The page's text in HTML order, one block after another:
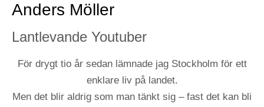
Anders Möller
Lantlevande Youtuber
För drygt tio år sedan lämnade jag Stockholm för ett
enklare liv på landet.
Men det blir aldrig som man tänkt sig – fast det kan bli